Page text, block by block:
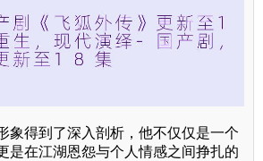
象得到了深入剖析，他不仅仅是一个
是在江湖恩怨与个人情感之间挣扎的